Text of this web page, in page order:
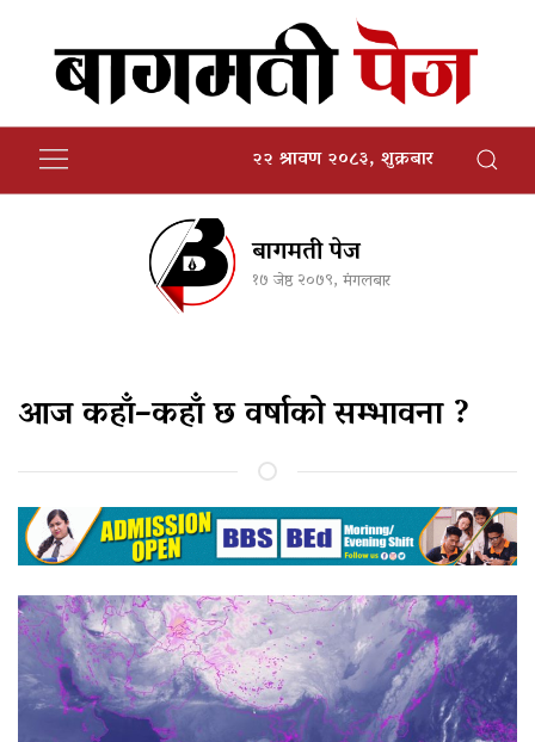
२२ श्रावण २०८३, शुक्रबार
बागमती पेज
१७ जेष्ठ २०७९, मंगलबार
आज कहाँ–कहाँ छ वर्षाको सम्भावना ?